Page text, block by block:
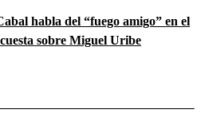
habla del “fuego amigo” en el
sobre Miguel Uribe